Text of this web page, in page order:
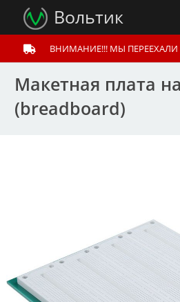
Вольтик
ВНИМАНИЕ!!! МЫ ПЕРЕЕХАЛИ
Макетная плата
(breadboard)